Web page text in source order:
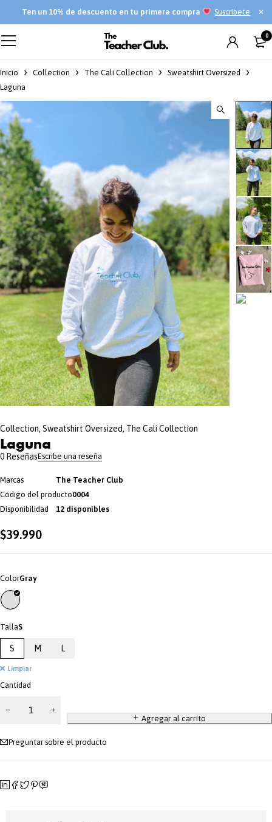
Tenun 10% de descuento en tu primera compra Suscríbete
0
Inicio Collection The Cali Collection
Sweatshirt Oversized
Laguna
Collection, Sweatshirt Oversized, The Cali Collection
Laguna
0 ReseñasEscribe una reseña
Marcas
The Teacher Club
Código del producto0004
Disponibilidad
12 disponibles
$39.990
ColorGray
TallaS
S M L
Limpiar
Cantidad
Agregar al carrito
Preguntar sobre el producto